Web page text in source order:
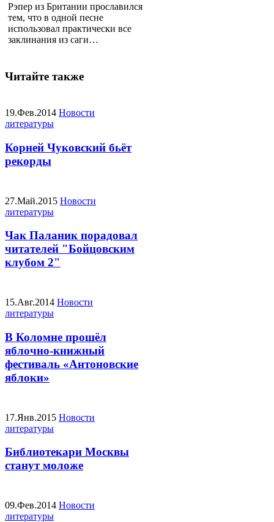
Рэпер из Британии прославился
тем, что в одной песне
использовал практически все
заклинания из саги…
Читайте также
19.Фев.2014 Новости
литературы
Корней Чуковский бьёт
рекорды
27.Май.2015 Новости
литературы
Чак Паланик порадовал
читателей "Бойцовским
клубом 2"
15.Авг.2014 Новости
литературы
В Коломне прошёл
яблочно-книжный
фестиваль «Антоновские
яблоки»
17.Янв.2015 Новости
литературы
Библиотекари Москвы
станут моложе
09.Фев.2014 Новости
литературы